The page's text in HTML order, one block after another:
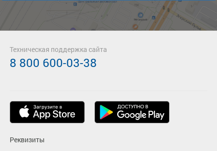
Реквизиты
Техническая поддержка сайта
8 800 600-03-38